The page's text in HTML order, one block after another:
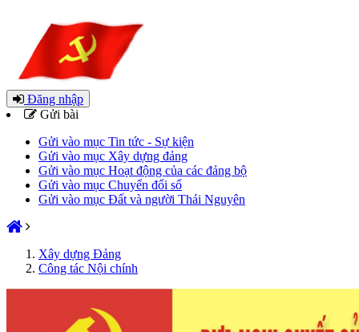
Đăng nhập
Gửi bài
Gửi vào mục Tin tức - Sự kiện
Gửi vào mục Xây dựng đảng
Gửi vào mục Hoạt động của các đảng bộ
Gửi vào mục Chuyển đổi số
Gửi vào mục Đất và người Thái Nguyên
Xây dựng Đảng
Công tác Nội chính